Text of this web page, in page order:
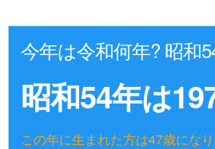
今年は令和何年? 昭和
昭和54年は
この年に生まれた方は47歳になり